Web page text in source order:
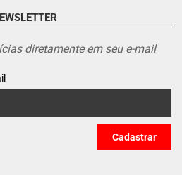
diretamente em seu e-mail